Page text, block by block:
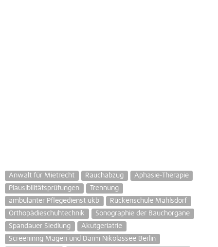
Anwalt für Mietrecht Rauchabzug
Aphasie-Therapie
Plausibilitätsprüfungen
Trennung
ambulanter Pflegedienst ukb
Rückenschule Mahlsdorf
Orthopädieschuhtechnik
Sonographie der Bauchorgane
Spandauer Siedlung
Akutgeriatrie
Screeninng Magen und Darm Nikolassee Berlin